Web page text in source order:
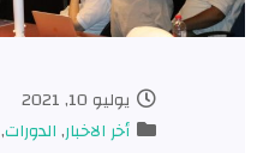
أخر الاخبار, الدورات,صور النقابة